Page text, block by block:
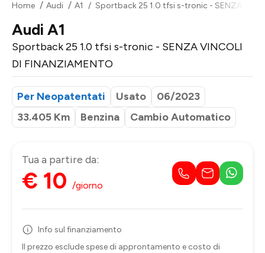
Home Audi A1 Sportback 25 1.0 tfsi s-tronic - SENZA
Audi A1
Sportback 25 1.0 tfsi s-tronic - SENZA VINCOLI
DI FINANZIAMENTO
Per Neopatentati Usato
06/2023
33.405 Km
Benzina Cambio Automatico
Tua a partire da:
€ 10 /giorno
Info sul finanziamento
Il prezzo esclude spese di approntamento e costo di